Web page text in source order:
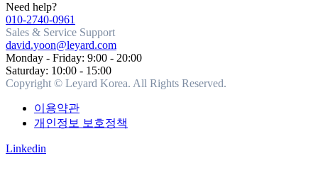
Need help?
010-2740-0961
Sales & Service Support
david.yoon@leyard.com
Monday - Friday: 9:00 - 20:00
Saturday: 10:00 - 15:00
Copyright © Leyard Korea. All Rights Reserved.
이용약관
개인정보 보호정책
Linkedin